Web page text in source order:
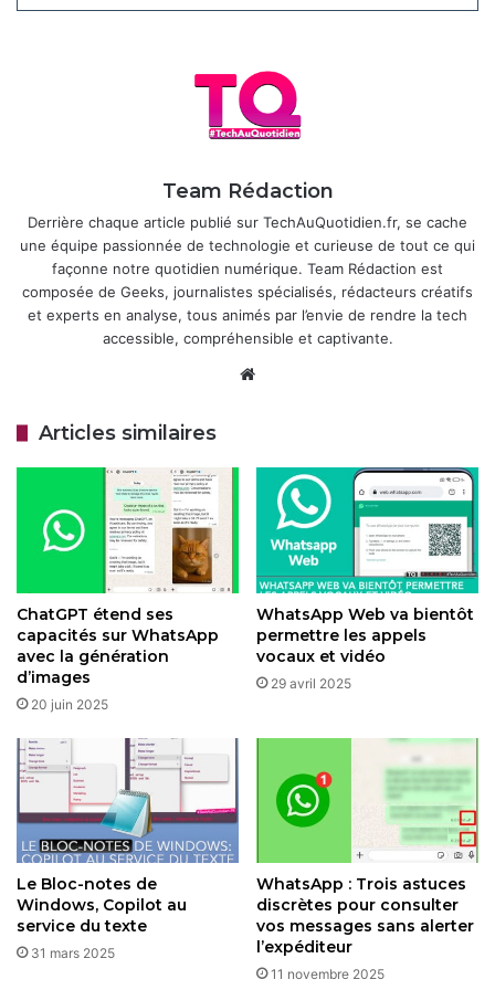
pertinentes”, a expliqué un porte-parole de Meta,
anodine : elle reflète une stratégie plus large de
consolidation autour de ses propres technologies, alors
comme la génération d’images.
Articles similaires
WhatsApp : nouvelles fonctions IA,
double compte sur iOS et transfert de
discussions simplifié
OpenAI met fin à Sora
OpenAI et Microsoft n’ont pas tardé à réagir. L’éditeur de
ChatGPT a exprimé sa “déception” face à cette
interdiction, invitant les utilisateurs à migrer vers son
application dédiée et à exporter leurs historiques de
discussions pour préserver la continuité. De son côté,
Microsoft conseille à ses abonnés Copilot de procéder de
d’autres canaux comme les navigateurs ou les apps
mobiles.
Pour les entreprises, l’impact pourrait être plus tangible,
reconversion rapide vers des alternatives conformes. Les
utilisateurs grand public, eux, perdront en polyvalence au
profit d’une expérience unifiée sous Meta AI, qui bien que
performant, suscite encore des réserves sur sa
Team Rédaction
Derrière chaque article publié sur TechAuQuotidien.fr, se cache
une équipe passionnée de technologie et curieuse de tout ce qui
façonne notre quotidien numérique. Team Rédaction est
composée de Geeks, journalistes spécialisés, rédacteurs créatifs
et experts en analyse, tous animés par l’envie de rendre la tech
accessible, compréhensible et captivante.
Articles similaires
ChatGPT étend ses
capacités sur WhatsApp
avec la génération
d’images
20 juin 2025
WhatsApp Web va bientôt
permettre les appels
vocaux et vidéo
29 avril 2025
Le Bloc-notes de
Windows, Copilot au
service du texte
31 mars 2025
WhatsApp : Trois astuces
discrètes pour consulter
vos messages sans alerter
l’expéditeur
11 novembre 2025